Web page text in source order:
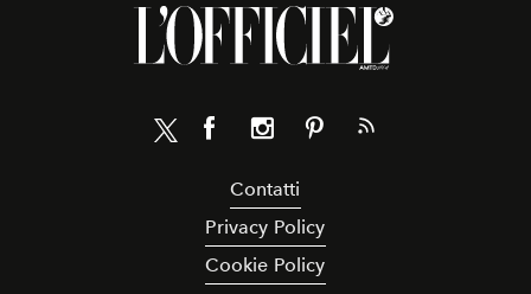
Contatti
Privacy Policy
Cookie Policy